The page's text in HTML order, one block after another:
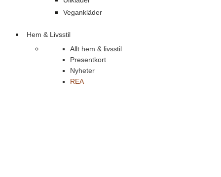
Vegankläder
Hem & Livsstil
Allt hem & livsstil
Presentkort
Nyheter
REA